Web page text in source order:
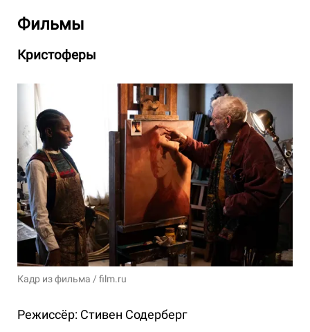
Фильмы
Кристоферы
Кадр из фильма / film.ru
Режиссёр: Стивен Содерберг